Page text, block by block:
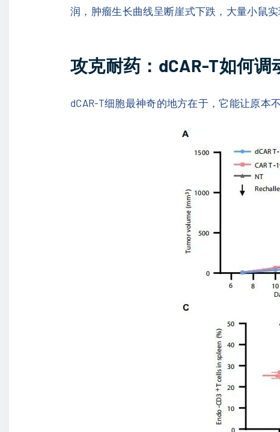
润，肿瘤生长曲线呈断崖式下跌，大量小鼠实
攻克耐药：dCAR-T如何
dCAR-T细胞最神奇的地方在于，它能让原本